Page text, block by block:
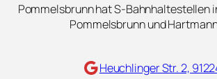
Pommelsbrunn hat S-Bahnhaltestellen
Pommelsbrunn und
Maps Heuchlinger Str. 2,